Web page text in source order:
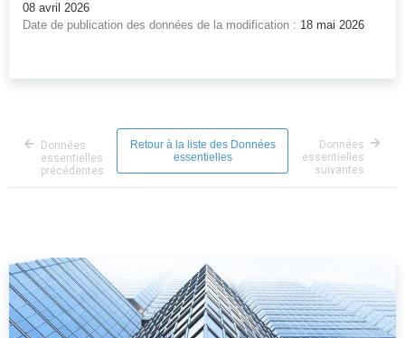
08 avril 2026
Date de publication des données de la modification : 18 mai 2026
Données
essentielles
précédentes
Retour à la liste des Données
essentielles
Données
essentielles
suivantes